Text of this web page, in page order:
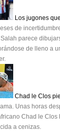
Los jugones
de
parece
de lleno a
Chad le Clos
Unas horas
Chad le
a cenizas.